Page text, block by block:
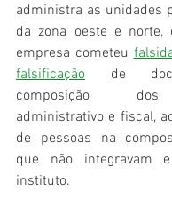
administra as unidades
da zona oeste e norte,
empresa cometeu
falsificação de
composição
administrativo e fiscal,
de pessoas na
que não integravam
instituto.